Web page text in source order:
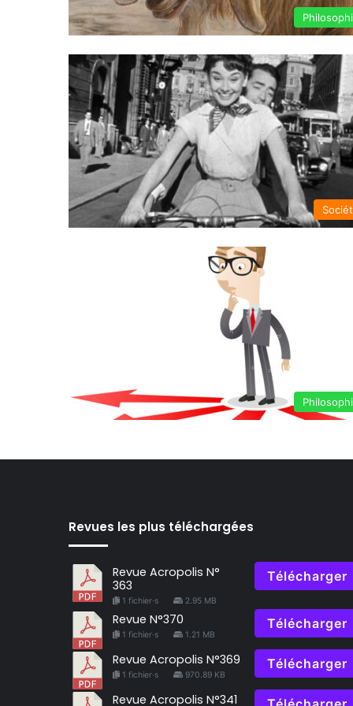
Revues les plus téléchargées
Revue Acropolis N°
363
1 fichier·s 2.95 MB
Télécharger
Revue N°370
1 fichier·s 1.21 MB
Télécharger
Revue Acropolis N°369
1 fichier·s 970.89 KB
Télécharger
Revue Acropolis N°341